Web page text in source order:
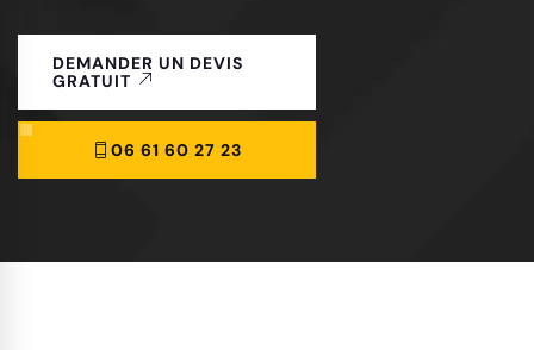
DEMANDER UN DEVIS
GRATUIT
06 61 60 27 23